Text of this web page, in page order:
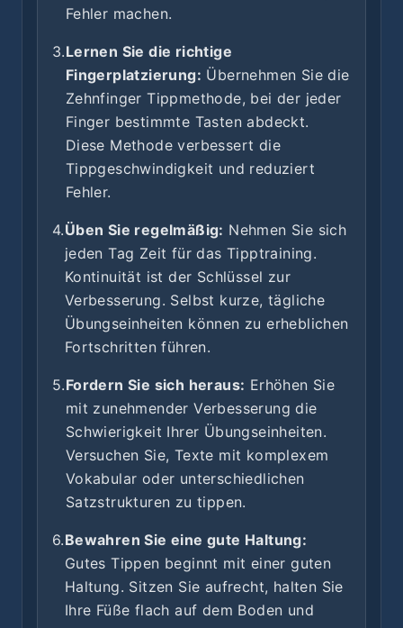
Fehler machen.
3.Lernen Sie die richtige
Fingerplatzierung: Übernehmen Sie die
Zehnfinger Tippmethode, bei der jeder
Finger bestimmte Tasten abdeckt.
Diese Methode verbessert die
Tippgeschwindigkeit und reduziert
Fehler.
4.Üben Sie regelmäßig: Nehmen Sie sich
jeden Tag Zeit für das Tipptraining.
Kontinuität ist der Schlüssel zur
Verbesserung. Selbst kurze, tägliche
Übungseinheiten können zu erheblichen
Fortschritten führen.
5.Fordern Sie sich heraus: Erhöhen Sie
mit zunehmender Verbesserung die
Schwierigkeit Ihrer Übungseinheiten.
Versuchen Sie, Texte mit komplexem
Vokabular oder unterschiedlichen
Satzstrukturen zu tippen.
6.Bewahren Sie eine gute Haltung:
Gutes Tippen beginnt mit einer guten
Haltung. Sitzen Sie aufrecht, halten Sie
Ihre Füße flach auf dem Boden und